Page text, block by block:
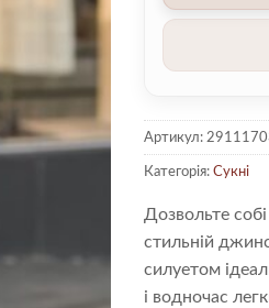
Артикул:
Категорія: Сукні
Дозвольте
стильній
силуетом
і водночас